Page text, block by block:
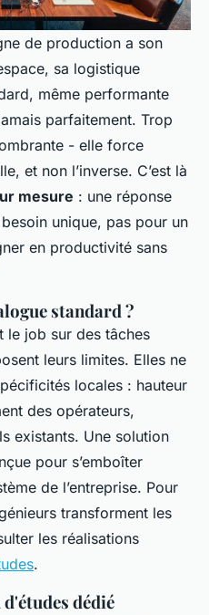
de production a son
sa logistique
même performante
parfaitement. Trop
- elle force
et non l’inverse. C’est là
mesure : une réponse
unique, pas pour un
en productivité sans
standard ?
le job sur des tâches
leurs limites. Elles ne
locales : hauteur
des opérateurs,
existants. Une solution
pour s’emboîter
de l’entreprise. Pour
transforment les
les réalisations
.
dédié